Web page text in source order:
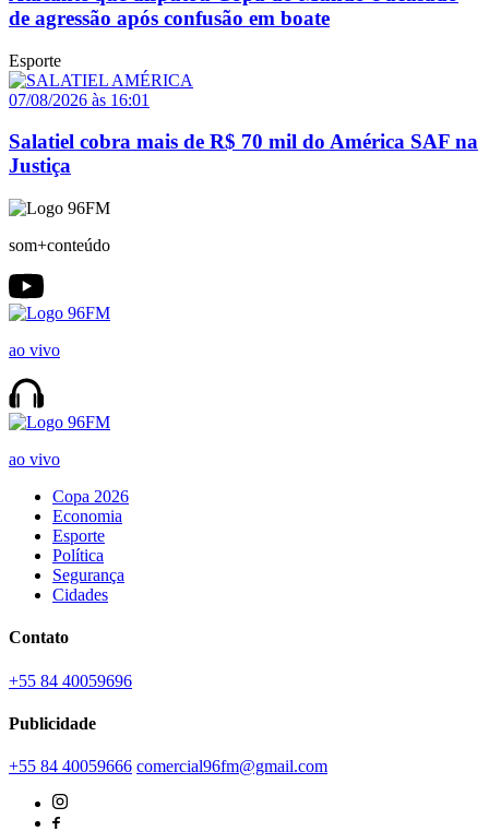
de agressão após confusão em boate
Esporte
07/08/2026 às 16:01
Salatiel cobra mais de R$ 70 mil do América SAF na
Justiça
som+conteúdo
ao vivo
ao vivo
Copa 2026
Economia
Esporte
Política
Segurança
Cidades
Contato
+55 84 40059696
Publicidade
+55 84 40059666 comercial96fm@gmail.com